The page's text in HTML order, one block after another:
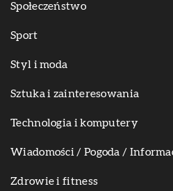
Społeczeństwo
Sport
Styl i moda
Sztuka i zainteresowania
Technologia i komputery
Wiadomości / Pogoda /
Zdrowie i fitness